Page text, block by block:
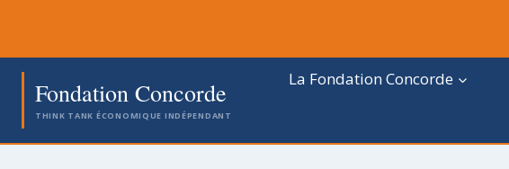
contenu
Fondation Concorde
THINK TANK ÉCONOMIQUE INDÉPENDANT
La Fondation Concorde